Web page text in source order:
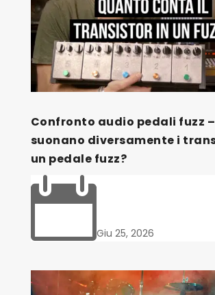
Confronto audio pedali fuzz
suonano diversamente i
un pedale fuzz?
Giu 25, 2026